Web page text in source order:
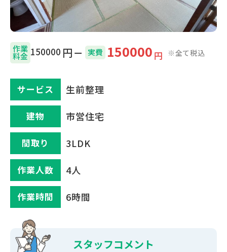
作業
料金 150000 円 実費 150000 円 ※全て税込
サービス 生前整理
建物 市営住宅
間取り 3LDK
作業⼈数 4人
作業時間 6時間
スタッフコメント